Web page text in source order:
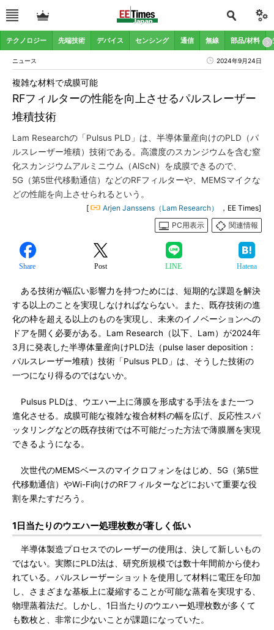
テクノロジー 先端技術 デバイス センシング 通信 無線 部品/材料
ニュース 2024年9月24日
RFフィルターの性能を向上させるパルスレーザー
堆積技術
複雑な材料で成膜可能
Lam Researchの「Pulsus PLD」は、半導体量産向けのPLD（パ
ルスレーザー堆積）技術である。高濃度のスカンジウムを含む窒
化スカンジウムアルミニウム（AlScN）を成膜できるので、
5G（第5世代移動通信）などのRFフィルターや、MEMSマイクな
どの性能を向上させられるという。
[ Arjen Janssens（Lam Research）
，EE Times]
PC用表示
関連情報
Share Post LINE Hatena
ある技術が幅広い影響力を持つためには、短期的な課題を解決
する以上のことを実現しなければならない。また、既存技術の進
化の枠を超える以上のものを実現し、未来のイノベーションへの
ドアを開く必要がある。Lam Research（以下、Lam）が2024年
3月に発表した半導体量産向けPLD法（pulse laser deposition：
パルスレーザー堆積）技術「Pulsus PLD」は、そうした技術の
一つになり得るのではないか。
Pulsus PLDは、ウエハー上に薄膜を形成する手法をまた一つ
進化させる。成膜可能な複雑な複合材料の幅を広げ、反応性スパ
ッタリングなどの既存技術では不可能だった方法で薄膜層を実現
できるようになる。
次世代のMEMSベースのマイクロフォンをはじめ、5G（第5世
代移動通信）やWi-Fi向けのRFフィルターなどにおいて重要な役
割を果たすだろう。
1日当たりのウエハー処理枚数が著しく低い
半導体製造プロセスでのレーザーの使用は、決して新しいもの
ではない。実際にPLD法は、研究所規模では数十年間前から使わ
れている。パルスレーザーショットを使用して材料に電圧を印加
し、さまざまな基板上に凝縮することが可能な蒸着を実現する、
物理蒸着法だ。しかし、1日当たりのウエハー処理枚数が多くて
も数枚と、非常に少ないことが課題になっていた。